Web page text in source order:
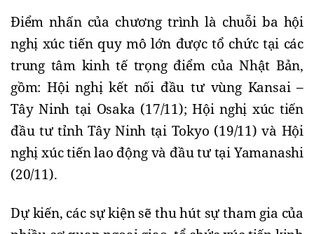
Điểm nhấn của chương trình là chuỗi ba hội
nghị xúc tiến quy mô lớn được tổ chức tại các
trung tâm kinh tế trọng điểm của Nhật Bản,
gồm: Hội nghị kết nối đầu tư vùng Kansai –
Tây Ninh tại Osaka (17/11); Hội nghị xúc tiến
đầu tư tỉnh Tây Ninh tại Tokyo (19/11) và Hội
nghị xúc tiến lao động và đầu tư tại Yamanashi
(20/11).
Dự kiến, các sự kiện sẽ thu hút sự tham gia của